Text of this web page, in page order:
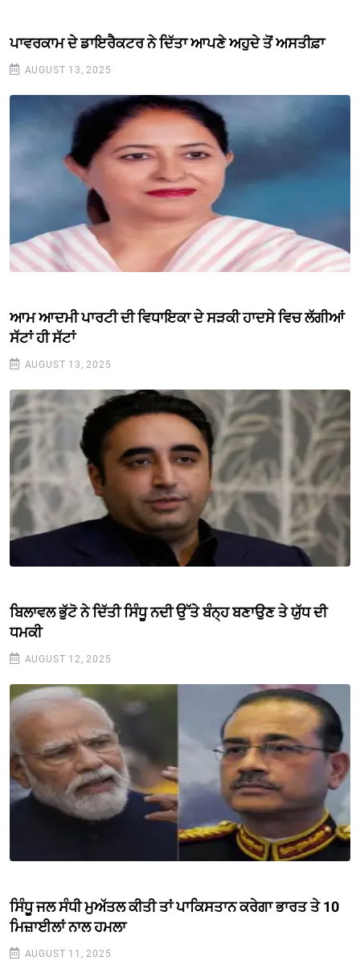
ਪਾਵਰਕਾਮ ਦੇ ਡਾਇਰੈਕਟਰ ਨੇ ਦਿੱਤਾ ਆਪਣੇ ਅਹੁਦੇ ਤੋਂ ਅਸਤੀਫ਼ਾ
AUGUST 13, 2025
ਆਮ ਆਦਮੀ ਪਾਰਟੀ ਦੀ ਵਿਧਾਇਕਾ ਦੇ ਸੜਕੀ ਹਾਦਸੇ ਵਿਚ ਲੱਗੀਆਂ
ਸੱਟਾਂ ਹੀ ਸੱਟਾਂ
AUGUST 13, 2025
ਬਿਲਾਵਲ ਭੁੱਟੋ ਨੇ ਦਿੱਤੀ ਸਿੰਧੂ ਨਦੀ ਉੱਤੇ ਬੰਨ੍ਹ ਬਣਾਉਣ ਤੇ ਯੁੱਧ ਦੀ
ਧਮਕੀ
AUGUST 12, 2025
ਸਿੰਧੂ ਜਲ ਸੰਧੀ ਮੁਅੱਤਲ ਕੀਤੀ ਤਾਂ ਪਾਕਿਸਤਾਨ ਕਰੇਗਾ ਭਾਰਤ ਤੇ 10
ਮਿਜ਼ਾਈਲਾਂ ਨਾਲ ਹਮਲਾ
AUGUST 11, 2025